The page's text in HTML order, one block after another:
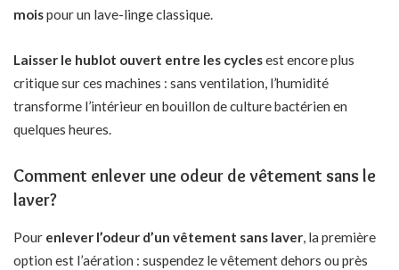
moispour un lave-linge classique.
Laisser le hublot ouvert entre les cyclesest encore plus
critique sur ces machines : sans ventilation, l’humidité
transforme l’intérieur en bouillon de culture bactérien en
quelques heures.
Comment enlever une odeur de vêtement sans le
laver?
Pour enlever l’odeur d’un vêtement sans laver, la première
option est l’aération : suspendez le vêtement dehors ou près